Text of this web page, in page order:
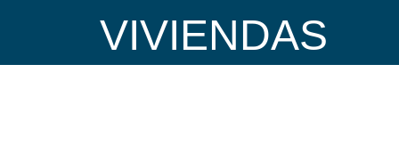
VIVIENDAS